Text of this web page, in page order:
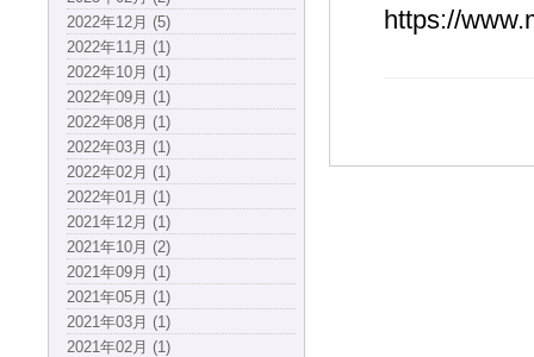
https://
2022年12月 (5)
2022年11月 (1)
2022年10月 (1)
2022年09月 (1)
2022年08月 (1)
2022年03月 (1)
2022年02月 (1)
2022年01月 (1)
2021年12月 (1)
2021年10月 (2)
2021年09月 (1)
2021年05月 (1)
2021年03月 (1)
2021年02月 (1)